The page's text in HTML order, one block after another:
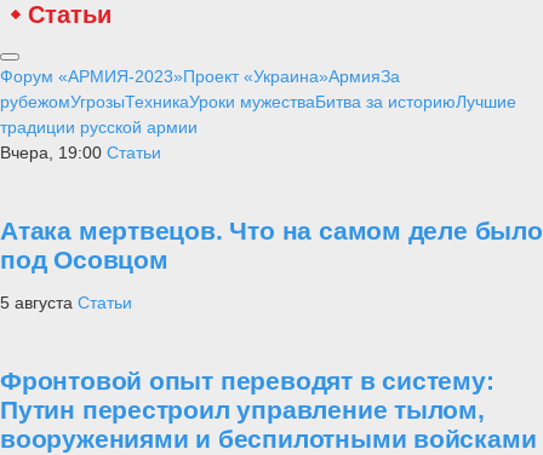
Статьи
Форум «АРМИЯ-2023»Проект «Украина»АрмияЗа
рубежомУгрозыТехникаУроки мужестваБитва за историюЛучшие
традиции русской армии
Вчера, 19:00 Статьи
Атака мертвецов. Что на самом деле было
под Осовцом
5 августа Статьи
Фронтовой опыт переводят в систему:
Путин перестроил управление тылом,
вооружениями и беспилотными войсками